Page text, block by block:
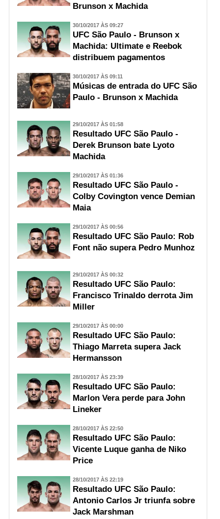
Brunson x Machida
30/10/2017 ÀS 09:27
UFC São Paulo - Brunson x
Machida: Ultimate e Reebok
distribuem pagamentos
30/10/2017 ÀS 09:11
Músicas de entrada do UFC São
Paulo - Brunson x Machida
29/10/2017 ÀS 01:58
Resultado UFC São Paulo -
Derek Brunson bate Lyoto
Machida
29/10/2017 ÀS 01:36
Resultado UFC São Paulo -
Colby Covington vence Demian
Maia
29/10/2017 ÀS 00:56
Resultado UFC São Paulo: Rob
Font não supera Pedro Munhoz
29/10/2017 ÀS 00:32
Resultado UFC São Paulo:
Francisco Trinaldo derrota Jim
Miller
29/10/2017 ÀS 00:00
Resultado UFC São Paulo:
Thiago Marreta supera Jack
Hermansson
28/10/2017 ÀS 23:39
Resultado UFC São Paulo:
Marlon Vera perde para John
Lineker
28/10/2017 ÀS 22:50
Resultado UFC São Paulo:
Vicente Luque ganha de Niko
Price
28/10/2017 ÀS 22:19
Resultado UFC São Paulo:
Antonio Carlos Jr triunfa sobre
Jack Marshman